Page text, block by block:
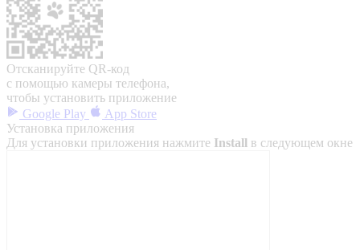
Отсканируйте QR-код
с помощью камеры телефона,
чтобы установить приложение
Google Play
App Store
Установка приложения
Для установки приложения нажмите Install в следующем окне